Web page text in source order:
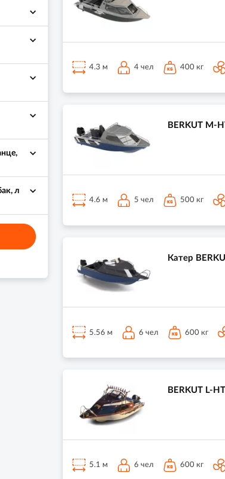
л
4.3 м 4 чел 400 кг
BERKUT M-
4.6 м 5 чел 500 кг
Катер
5.56 м 6 чел 600 кг
BERKUT L-
5.1 м 6 чел 600 кг